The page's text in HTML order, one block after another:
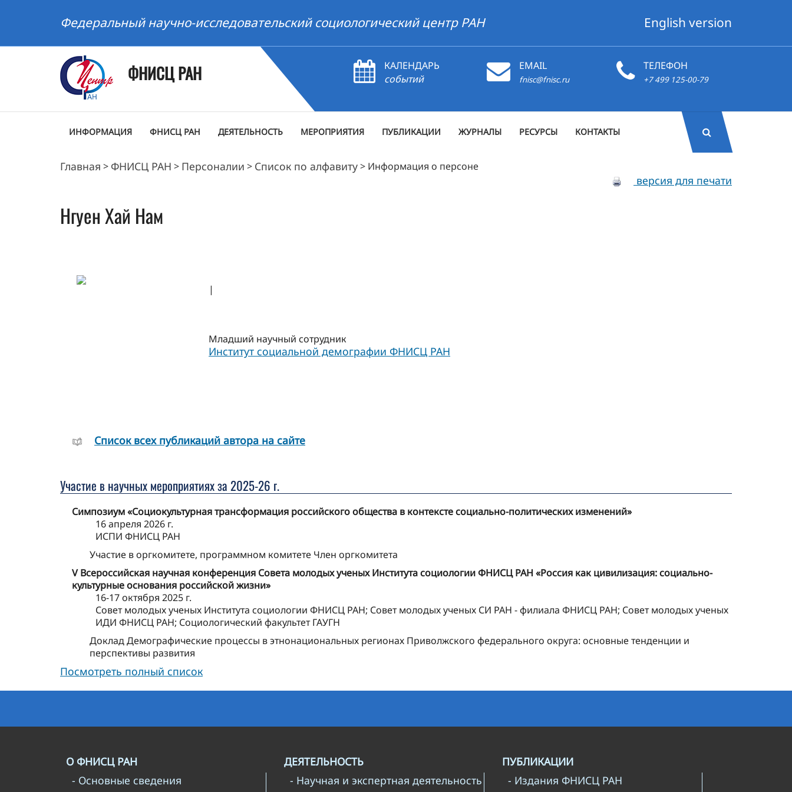
Федеральный научно-исследовательский социологический центр РАН English version
ФНИСЦ РАН
КАЛЕНДАРЬ
событий
EMAIL
fnisc@fnisc.ru
ТЕЛЕФОН
+7 499 125-00-79
ИНФОРМАЦИЯ ФНИСЦ РАН ДЕЯТЕЛЬНОСТЬ МЕРОПРИЯТИЯ ПУБЛИКАЦИИ ЖУРНАЛЫ РЕСУРСЫ КОНТАКТЫ
Главная > ФНИСЦ РАН > Персоналии > Список по алфавиту> Информация о персоне
версия для печати
НгуенХай Нам
|
Младший научный сотрудник
Институт социальной демографии ФНИСЦ РАН
Cписок всех публикаций автора на сайте
Участие в научных мероприятиях за 2025-26 г.
Симпозиум «Социокультурная трансформация российского общества в контексте социально-политических изменений»
16 апреля 2026 г.
ИСПИ ФНИСЦ РАН
Участие в оргкомитете, программном комитете Член оргкомитета
V Всероссийская научная конференция Совета молодых ученых Института социологии ФНИСЦ РАН «Россия как цивилизация: социально-
культурные основания российской жизни»
16-17 октября 2025 г.
Совет молодых ученых Института социологии ФНИСЦ РАН; Совет молодых ученых СИ РАН - филиала ФНИСЦ РАН; Совет молодых ученых
ИДИ ФНИСЦ РАН; Социологический факультет ГАУГН
Доклад Демографические процессы в этнонациональных регионах Приволжского федерального округа: основные тенденции и
перспективы развития
Посмотреть полный список
О ФНИСЦ РАН
- Основные сведения
ДЕЯТЕЛЬНОСТЬ
- Научная и экспертная деятельность
ПУБЛИКАЦИИ
- Издания ФНИСЦ РАН